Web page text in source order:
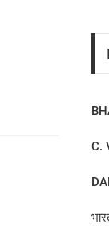
C.